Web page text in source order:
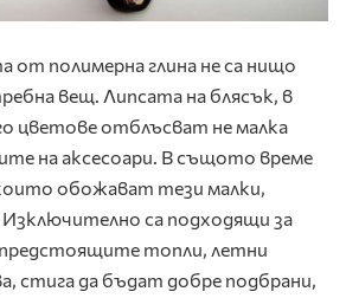
от полимерна глина не са нищо
вещ. Липсата на блясък, в
цветове отблъсват не малка
на аксесоари. В същото време
обожават тези малки,
са подходящи за
топли, летни
стига да бъдат добре подбрани,